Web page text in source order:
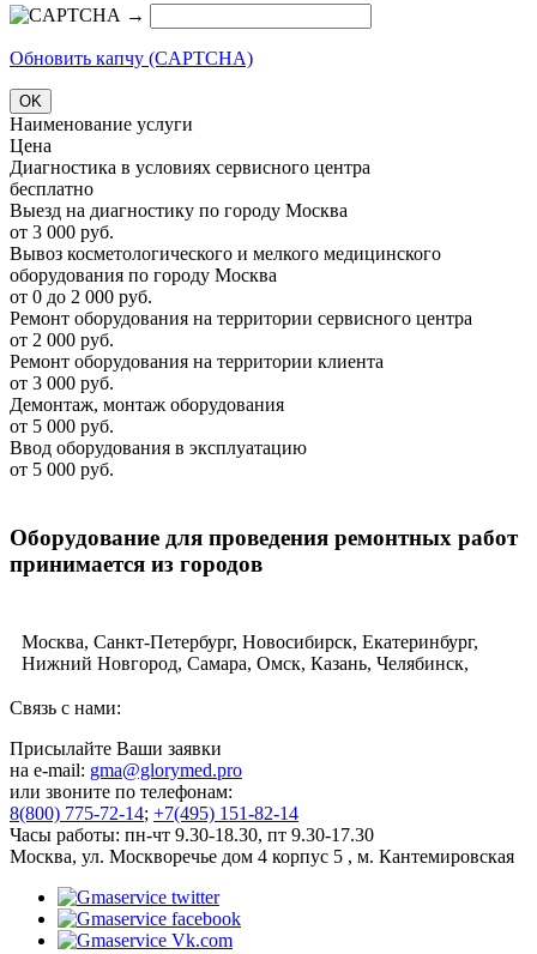
→
Обновить капчу (CAPTCHA)
OK
Наименование услуги
Цена
Диагностика в условиях сервисного центра
бесплатно
Выезд на диагностику по городу Москва
от 3 000 руб.
Вывоз косметологического и мелкого медицинского
оборудования по городу Москва
от 0 до 2 000 руб.
Ремонт оборудования на территории сервисного центра
от 2 000 руб.
Ремонт оборудования на территории клиента
от 3 000 руб.
Демонтаж, монтаж оборудования
от 5 000 руб.
Ввод оборудования в эксплуатацию
от 5 000 руб.
Оборудование для проведения ремонтных работ
принимается из городов
Москва, Санкт-Петербург, Новосибирск, Екатеринбург,
Нижний Новгород, Самара, Омск, Казань, Челябинск,
Воронеж, Саратов, Краснодар, Тольятти, Ижевск,
Тюмень, Махачкала, Хабаровск, Новокузнецк, Оренбург,
Кемерово, Рязань, Томск, Астрахань, Пенза, Набережные
Челны, Липецк, Тула, Киров, Чебоксары, Калининград,
Брянск, Курск, Иваново, Магнитогорск, Улан-Удэ, Тверь,
Ставрополь, Нижний Тагил, Белгород, Архангельск,
Владимир, Сочи, Курган, Смоленск, Калуга, Чита, Орёл,
Вологда, Саранск, Тамбов, Стерлитамак, Грозный, Якутск,
Кострома, Комсомольск-на-Амуре, Петрозаводск, Таганрог,
Нижневартовск, Йошкар-Ола, Новороссийск, Нальчик,
Связь с нами:
Присылайте Ваши заявки
на e-mail: gma@glorymed.pro
или звоните по телефонам:
8(800) 775-72-14; +7(495) 151-82-14
Часы работы: пн-чт 9.30-18.30, пт 9.30-17.30
Москва, ул. Москворечье дом 4 корпус 5 , м. Кантемировская